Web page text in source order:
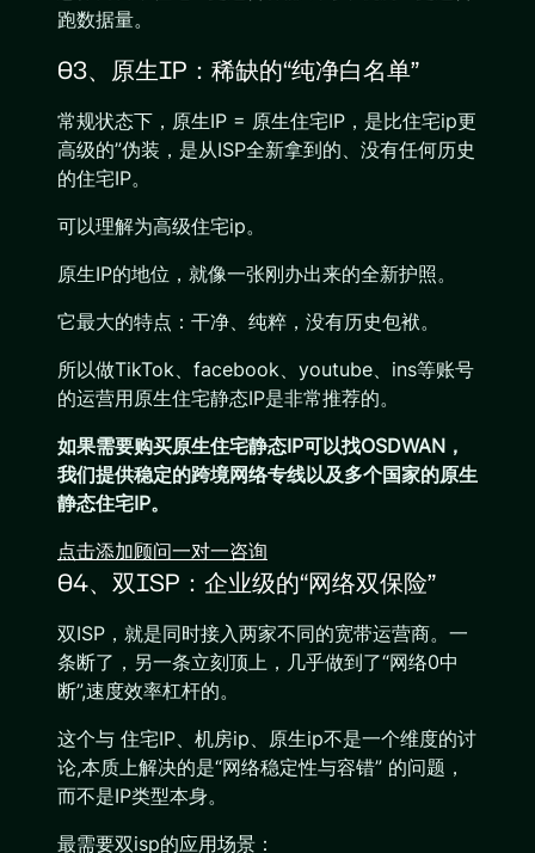
跑数据量。
03、原生IP：稀缺的“纯净白名单”
常规状态下，原生IP = 原生住宅IP，是比住宅ip更
高级的”伪装，是从ISP全新拿到的、没有任何历史
的住宅IP。
可以理解为高级住宅ip。
原生IP的地位，就像一张刚办出来的全新护照。
它最大的特点：干净、纯粹，没有历史包袱。
所以做TikTok、facebook、youtube、ins等账号
的运营用原生住宅静态IP是非常推荐的。
如果需要购买原生住宅静态IP可以找OSDWAN，
我们提供稳定的跨境网络专线以及多个国家的原生
静态住宅IP。
点击添加顾问一对一咨询
04、双ISP：企业级的“网络双保险”
双ISP，就是同时接入两家不同的宽带运营商。一
条断了，另一条立刻顶上，几乎做到了“网络0中
断”,速度效率杠杆的。
这个与 住宅IP、机房ip、原生ip不是一个维度的讨
论,本质上解决的是“网络稳定性与容错” 的问题，
而不是IP类型本身。
最需要双isp的应用场景：